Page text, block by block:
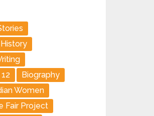
Biography
Women
Fair Project